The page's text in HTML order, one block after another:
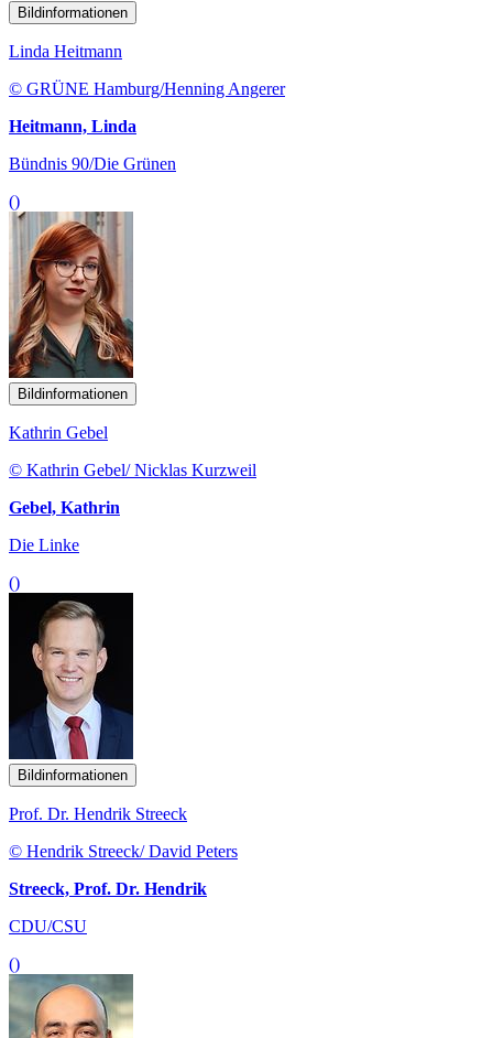
Bildinformationen
Linda Heitmann
© GRÜNE Hamburg/Henning Angerer
Heitmann, Linda
Bündnis 90/Die Grünen
()
Bildinformationen
Kathrin Gebel
© Kathrin Gebel/ Nicklas Kurzweil
Gebel, Kathrin
Die Linke
()
Bildinformationen
Prof. Dr. Hendrik Streeck
© Hendrik Streeck/ David Peters
Streeck, Prof. Dr. Hendrik
CDU/CSU
()